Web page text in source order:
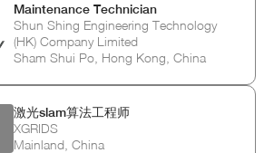
Maintenance Technician
Shun Shing Engineering Technology
(HK) Company Limited
Sham Shui Po, Hong Kong, China
激光slam算法工程师
XGRIDS
Mainland, China